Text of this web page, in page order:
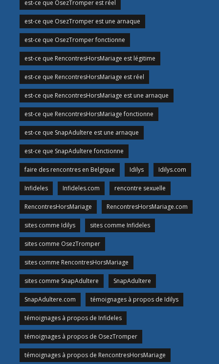
est-ce que OsezTromper est réel
est-ce que OsezTromper est une arnaque
est-ce que OsezTromper fonctionne
est-ce que RencontresHorsMariage est légitime
est-ce que RencontresHorsMariage est réel
est-ce que RencontresHorsMariage est une arnaque
est-ce que RencontresHorsMariage fonctionne
est-ce que SnapAdultere est une arnaque
est-ce que SnapAdultere fonctionne
faire des rencontres en Belgique Idilys Idilys.com
Infideles Infideles.com rencontre sexuelle
RencontresHorsMariage RencontresHorsMariage.com
sites comme Idilys sites comme Infideles
sites comme OsezTromper
sites comme RencontresHorsMariage
sites comme SnapAdultere SnapAdultere
SnapAdultere.com témoignages à propos de Idilys
témoignages à propos de Infideles
témoignages à propos de OsezTromper
témoignages à propos de RencontresHorsMariage